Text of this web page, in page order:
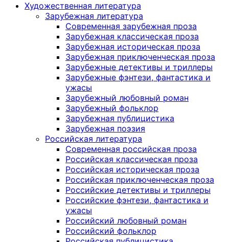
Художественная литература
Зарубежная литература
Современная зарубежная проза
Зарубежная классическая проза
Зарубежная историческая проза
Зарубежная приключенческая проза
Зарубежные детективы и триллеры
Зарубежные фэнтези, фантастика и
ужасы
Зарубежный любовный роман
Зарубежный фольклор
Зарубежная публицистика
Зарубежная поэзия
Российская литература
Современная российская проза
Российская классическая проза
Российская историческая проза
Российская приключенческая проза
Российские детективы и триллеры
Российские фэнтези, фантастика и
ужасы
Российский любовный роман
Российский фольклор